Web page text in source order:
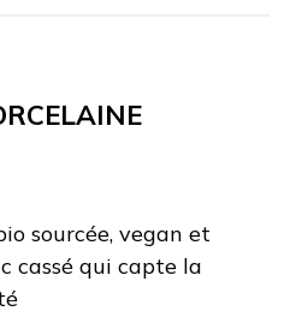
sourcée, vegan et
cassé qui capte la